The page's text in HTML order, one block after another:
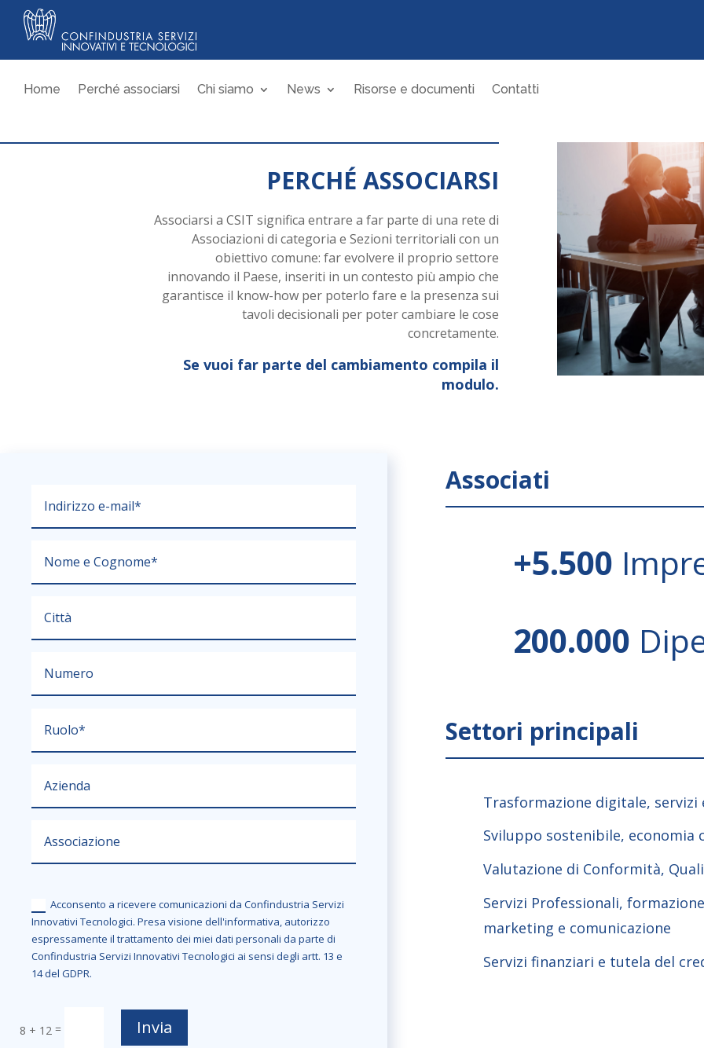
Home Perché associarsi Chi siamo News Risorse e documenti Contatti
PERCHÉ ASSOCIARSI
Associarsi a CSIT significa entrare a far parte di una rete di
Associazioni di categoria e Sezioni territoriali con un
obiettivo comune: far evolvere il proprio settore
innovando il Paese, inseriti in un contesto più ampio che
garantisce il know-how per poterlo fare e la presenza sui
tavoli decisionali per poter cambiare le cose
concretamente.
Se vuoi far parte del cambiamento compila il
modulo.
Acconsento a ricevere comunicazioni da Confindustria Servizi
Innovativi Tecnologici. Presa visione dell'informativa, autorizzo
espressamente il trattamento dei miei dati personali da parte di
Confindustria Servizi Innovativi Tecnologici ai sensi degli artt. 13 e
14 del GDPR.
8 + 12 = Invia
Associati
+5.500
200.000
Settori principali
Trasformazione digitale, servizi
Sviluppo sostenibile, economia
Valutazione di Conformità,
Servizi Professionali,
marketing e comunicazione
Servizi finanziari e tutela del